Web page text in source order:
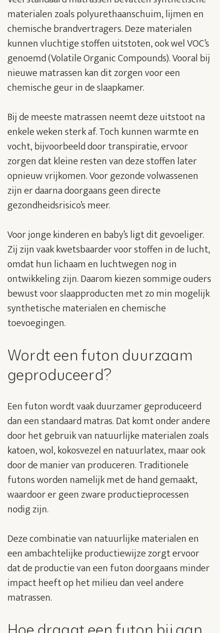
materialen zoals polyurethaanschuim, lijmen en
chemische brandvertragers. Deze materialen
kunnen vluchtige stoffen uitstoten, ook wel VOC’s
genoemd (Volatile Organic Compounds). Vooral bij
nieuwe matrassen kan dit zorgen voor een
chemische geur in de slaapkamer.
Bij de meeste matrassen neemt deze uitstoot na
enkele weken sterk af. Toch kunnen warmte en
vocht, bijvoorbeeld door transpiratie, ervoor
zorgen dat kleine resten van deze stoffen later
opnieuw vrijkomen. Voor gezonde volwassenen
zijn er daarna doorgaans geen directe
gezondheidsrisico’s meer.
Voor jonge kinderen en baby’s ligt dit gevoeliger.
Zij zijn vaak kwetsbaarder voor stoffen in de lucht,
omdat hun lichaam en luchtwegen nog in
ontwikkeling zijn. Daarom kiezen sommige ouders
bewust voor slaapproducten met zo min mogelijk
synthetische materialen en chemische
toevoegingen.
Wordt een futon duurzaam
geproduceerd?
Een futon wordt vaak duurzamer geproduceerd
dan een standaard matras. Dat komt onder andere
door het gebruik van natuurlijke materialen zoals
katoen, wol, kokosvezel en natuurlatex, maar ook
door de manier van produceren. Traditionele
futons worden namelijk met de hand gemaakt,
waardoor er geen zware productieprocessen
nodig zijn.
Deze combinatie van natuurlijke materialen en
een ambachtelijke productiewijze zorgt ervoor
dat de productie van een futon doorgaans minder
impact heeft op het milieu dan veel andere
matrassen.